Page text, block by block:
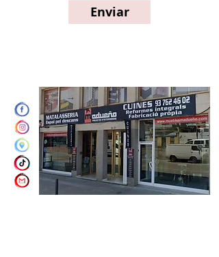
Enviar